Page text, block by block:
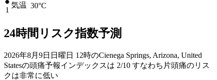
1
気温 30°C
24時間リスク指数予測
2026年8月9日日曜日 12時のCienega Springs, Arizona, United
Statesの頭痛予報インデックスは 2/10 すなわち片頭痛のリス
クは非常に低い